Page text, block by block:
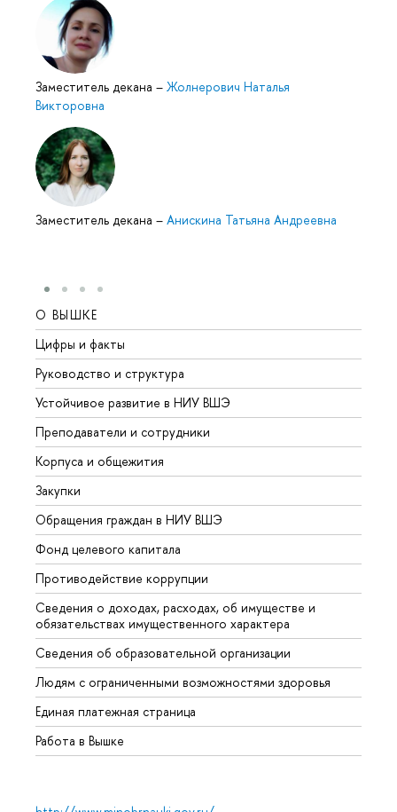
Заместитель декана – Жолнерович Наталья
Викторовна
Заместитель декана – Анискина Татьяна Андреевна
О ВЫШКЕ
Цифры и факты
Руководство и структура
Устойчивое развитие в НИУ ВШЭ
Преподаватели и сотрудники
Корпуса и общежития
Закупки
Обращения граждан в НИУ ВШЭ
Фонд целевого капитала
Противодействие коррупции
Сведения о доходах, расходах, об имуществе и
обязательствах имущественного характера
Сведения об образовательной организации
Людям с ограниченными возможностями здоровья
Единая платежная страница
Работа в Вышке